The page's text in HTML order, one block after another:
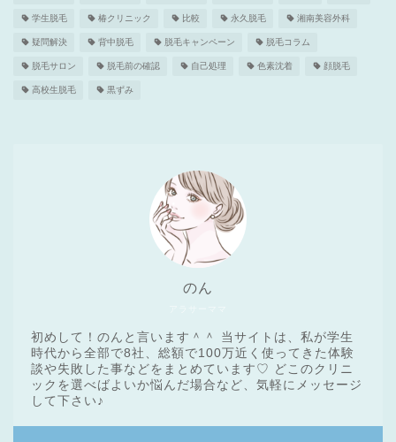
学生脱毛 椿クリニック 比較 永久脱毛 湘南美容外科
疑問解決 背中脱毛 脱毛キャンペーン 脱毛コラム
脱毛サロン 脱毛前の確認 自己処理 色素沈着 顔脱毛
高校生脱毛 黒ずみ
のん
初めして！のんと言います＾＾ 当サイトは、私が学生
時代から全部で8社、総額で100万近く使ってきた体験
談や失敗した事などをまとめています♡ どこのクリニ
ックを選べばよいか悩んだ場合など、気軽にメッセージ
して下さい♪